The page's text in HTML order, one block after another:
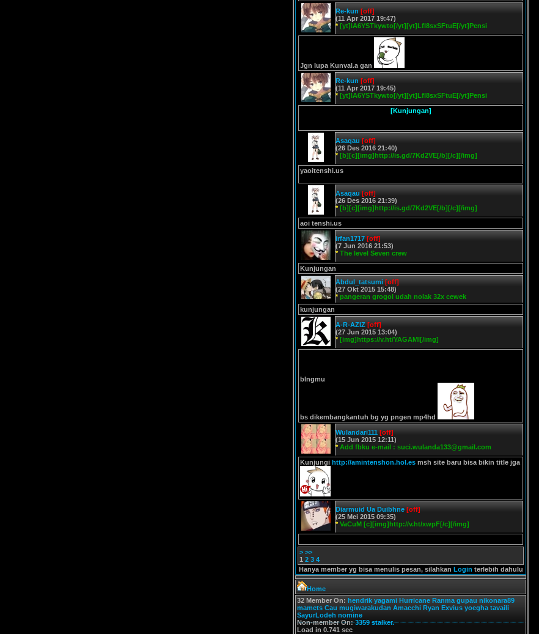
Re-kun [off]
(11 Apr 2017 19:47)
* [yt]lA6YSTkywto[/yt][yt]LfI8sxSFtuE[/yt]Pensi
Jgn lupa Kunval.a gan
Re-kun [off]
(11 Apr 2017 19:45)
* [yt]lA6YSTkywto[/yt][yt]LfI8sxSFtuE[/yt]Pensi
[Kunjungan]
Asaqau [off]
(26 Des 2016 21:40)
* [b][c][img]http://is.gd/7Kd2VE[/b][/c][/img]
yaoitenshi.us
Asaqau [off]
(26 Des 2016 21:39)
* [b][c][img]http://is.gd/7Kd2VE[/b][/c][/img]
aoi tenshi.us
irfan1717 [off]
(7 Jun 2016 21:53)
* The level Seven crew
Kunjungan
Abdul_tatsumi [off]
(27 Okt 2015 15:48)
* pangeran grogol udah nolak 32x cewek
kunjungan
A-R-AZIZ [off]
(27 Jun 2015 13:04)
* [img]https://v.ht/YAGAMI[/img]
blngmu
bs dikembangkantuh bg yg pngen mp4hd
Wulandari111 [off]
(15 Jun 2015 12:11)
* Add fbku e-mail : suci.wulanda133@gmail.com
Kunjungi http://amintenshon.hol.es msh site baru bisa bikin title jga
Diarmuid Ua Duibhne [off]
(25 Mei 2015 09:35)
* VaCuM [c][img]http://v.ht/xwpF[/c][/img]
> >>
1 2 3 4
Hanya member yg bisa menulis pesan, silahkan Login terlebih dahulu
Home
32 Member On: hendrik yagami Hurricane Ranma gupau nikonara89
mamets Cau mugiwarakudan Amacchi Ryan Exvius yoegha tavaili
SayurLodeh nomine
Non-member On:3359 stalker.
Load in 0.741 sec